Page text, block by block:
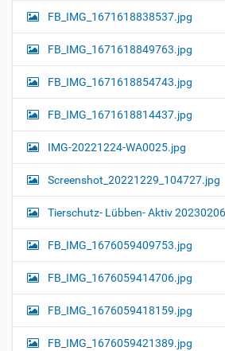
FB_IMG_1671618838537.jpg
FB_IMG_1671618849763.jpg
FB_IMG_1671618854743.jpg
FB_IMG_1671618814437.jpg
IMG-20221224-WA0025.jpg
Screenshot_20221229_104727.jpg
Tierschutz- Lübben- Aktiv
FB_IMG_1676059409753.jpg
FB_IMG_1676059414706.jpg
FB_IMG_1676059418159.jpg
FB_IMG_1676059421389.jpg